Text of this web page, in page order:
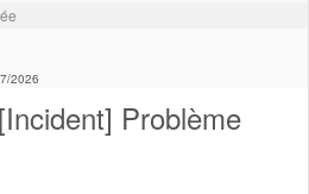
2026
Problème